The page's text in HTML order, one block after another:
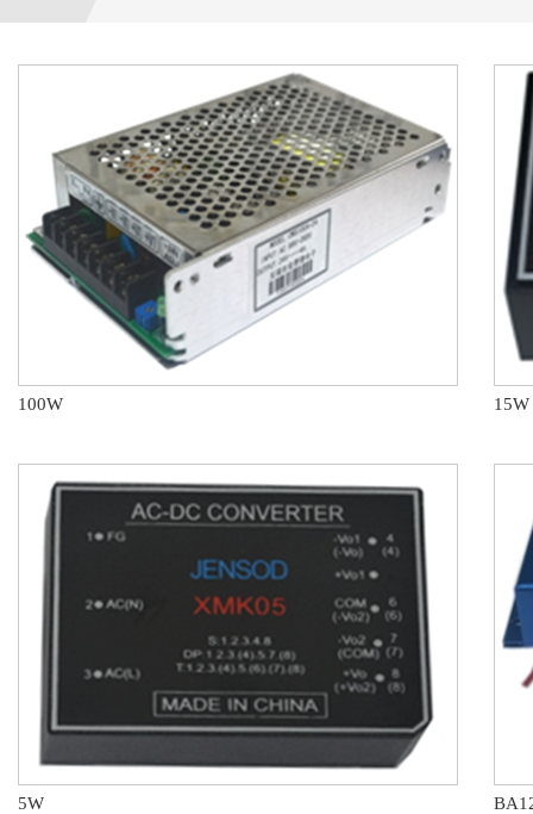
公司荣获电气行业优选潜力品牌，配电领域十大优
参加第四届电力行业变配电及电能质量专业技术交
第八届配电自动化技术应用论坛于大连圆满落下帷
100W 15W
5W